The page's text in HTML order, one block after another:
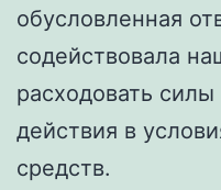
обусловленная
содействовала
расходовать
действия в
средств.